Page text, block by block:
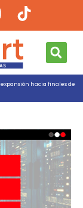
hacia finales de